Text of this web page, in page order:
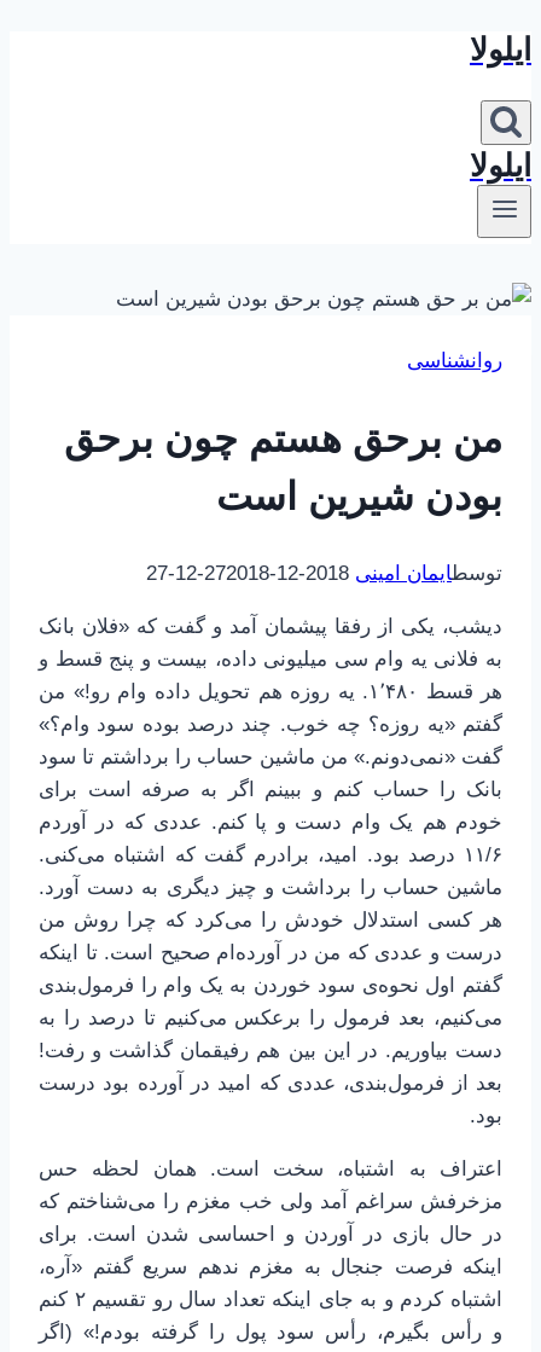
بازگشت
محتوا
ایلولا
ایلولا
روانشناسی
من برحق هستم چون برحق
بودن شیرین است
توسطایمان امینی 2018-12-27
2018-12-27
دیشب، یکی از رفقا پیشمان آمد و گفت که «فلان بانک
به فلانی یه وام سی میلیونی داده، بیست و پنج قسط و
هر قسط ۱٬۴۸۰. یه روزه هم تحویل داده وام رو!» من
گفتم «یه روزه؟ چه خوب. چند درصد بوده سود وام؟»
گفت «نمی‌دونم.» من ماشین حساب را برداشتم تا سود
بانک را حساب کنم و ببینم اگر به صرفه است برای
خودم هم یک وام دست و پا کنم. عددی که در آوردم
۱۱/۶ درصد بود. امید، برادرم گفت که اشتباه می‌کنی.
ماشین حساب را برداشت و چیز دیگری به دست آورد.
هر کسی استدلال خودش را می‌کرد که چرا روش من
درست و عددی که من در آورده‌ام صحیح است. تا اینکه
گفتم اول نحوه‌ی سود خوردن به یک وام را فرمول‌بندی
می‌کنیم، بعد فرمول را برعکس می‌کنیم تا درصد را به
دست بیاوریم. در این بین هم رفیقمان گذاشت و رفت!
بعد از فرمول‌بندی، عددی که امید در آورده بود درست
بود.
اعتراف به اشتباه، سخت است. همان لحظه حس
مزخرفش سراغم آمد ولی خب مغزم را می‌شناختم که
در حال بازی در آوردن و احساسی شدن است. برای
اینکه فرصت جنجال به مغزم ندهم سریع گفتم «آره،
اشتباه کردم و به جای اینکه تعداد سال رو تقسیم ۲ کنم
و رأس بگیرم، رأس سود پول را گرفته بودم!» (اگر